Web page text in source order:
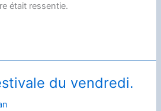
était ressentie.
du vendredi.